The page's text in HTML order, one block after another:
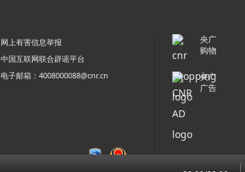
网上有害信息举报
中国互联网联合辟谣平台
电子邮箱：4008000088@cnr.cn
央广
购物
央广
广告